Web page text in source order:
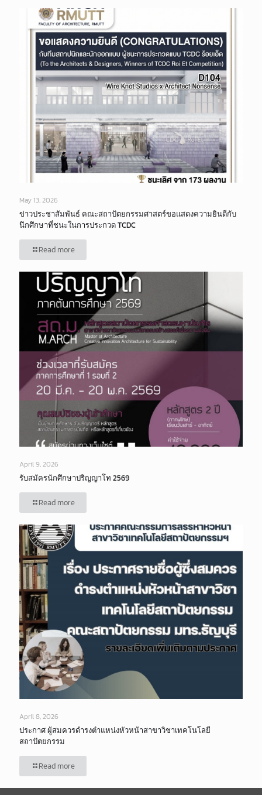
May 13, 2026
ข่าวประชาสัมพันธ์ คณะสถาปัตยกรรมศาสตร์ขอแสดงความยินดีกับ
นึกศึกษาที่ชนะในการประกวด TCDC
Read more
April 9, 2026
รับสมัครนักศึกษาปริญญาโท 2569
Read more
April 8, 2026
ประกาศ ผู้สมควรดำรงตำแหน่งหัวหน้าสาขาวิชาเทคโนโลยี
สถาปัตยกรรม
Read more